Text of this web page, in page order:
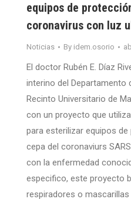
equipos de
coronavirus con luz
Noticias By idem.osorio
El doctor Rubén E. Díaz
interino del Departamento
Recinto Universitario de
con un proyecto que
para esterilizar equipos
cepa del coronaviurs
con la enfermedad
especifico, este proyecto
respiradores o